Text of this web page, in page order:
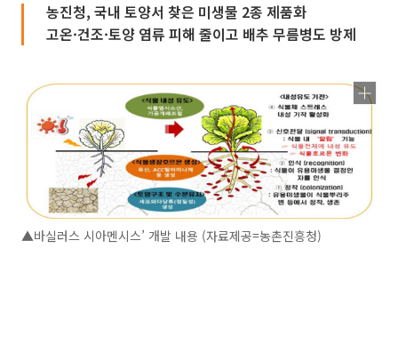
농진청, 국내 토양서 찾은 미생물 2종 제품화
고온·건조·토양 염류 피해 줄이고 배추 무름병도 방제
▲바실러스 시아멘시스’ 개발 내용 (자료제공=농촌진흥청)